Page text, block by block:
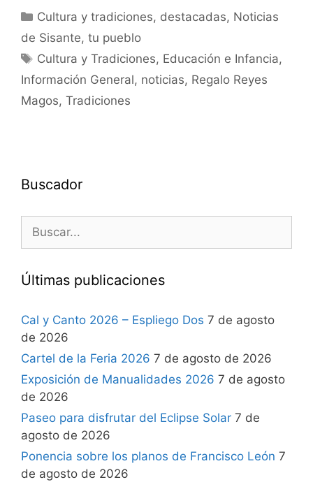
Cultura y tradiciones, destacadas, Noticias
de Sisante, tu pueblo
Cultura y Tradiciones, Educación e Infancia,
Información General, noticias, Regalo Reyes
Magos, Tradiciones
Buscador
Últimas publicaciones
Cal y Canto 2026 – Espliego Dos 7 de agosto
de 2026
Cartel de la Feria 2026 7 de agosto de 2026
Exposición de Manualidades 2026 7 de agosto
de 2026
Paseo para disfrutar del Eclipse Solar 7 de
agosto de 2026
Ponencia sobre los planos de Francisco León 7
de agosto de 2026